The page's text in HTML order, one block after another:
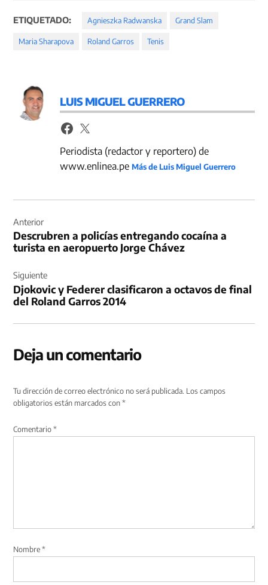
ETIQUETADO: Agnieszka Radwanska Grand Slam
Maria Sharapova Roland Garros Tenis
LUIS MIGUEL GUERRERO
Periodista (redactor y reportero) de
www.enlinea.peMás de Luis Miguel Guerrero
de
entradas
Anterior
Descrubren a policías entregando cocaína a
turista en aeropuerto Jorge Chávez
Siguiente
Djokovic y Federer clasificaron a octavos de final
del Roland Garros 2014
Deja un comentario
Tu dirección de correo electrónico no será publicada. Los campos
obligatorios están marcados con*
Comentario*
Nombre*